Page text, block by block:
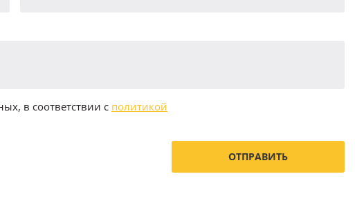
в соответствии с политикой